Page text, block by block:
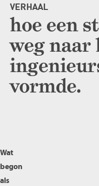
VERHAAL
hoe een
weg naar
vormde.
Wat
begon
als